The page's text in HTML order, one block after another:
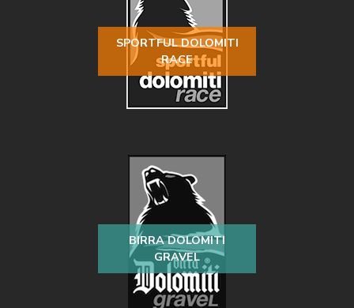
SPORTFUL DOLOMITI
RACE
BIRRA DOLOMITI
GRAVEL